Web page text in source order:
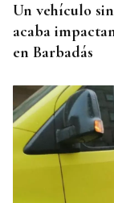
Un vehículo
acaba
en Barbadás